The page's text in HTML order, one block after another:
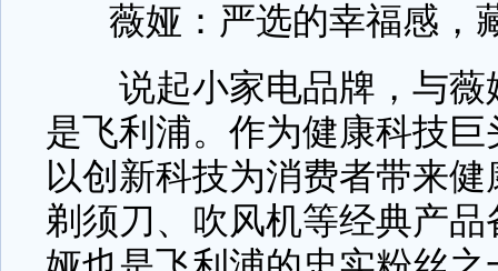
薇娅：严选的幸福感，
说起小家电品牌，与薇
是飞利浦。作为健康科技
以创新科技为消费者带来
剃须刀、吹风机等经典产